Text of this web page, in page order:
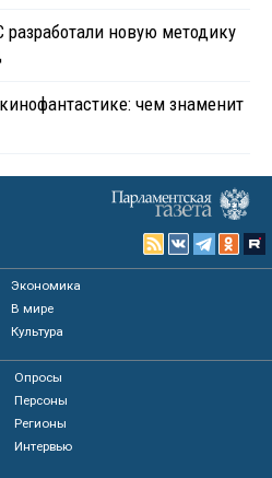
новую методику
чем знаменит
Экономика
В мире
Культура
Опросы
Персоны
Регионы
Интервью